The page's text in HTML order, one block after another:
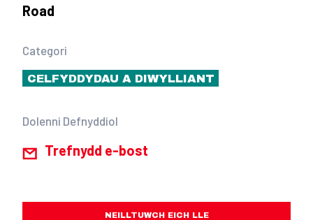
Road
Categori
CELFYDDYDAU A DIWYLLIANT
Dolenni Defnyddiol
Trefnydd e-bost
NEILLTUWCH EICH LLE